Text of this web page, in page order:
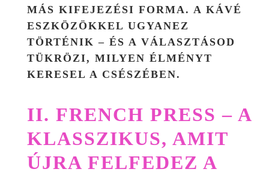
MÁS KIFEJEZÉSI FORMA. A KÁVÉ
ESZKÖZÖKKEL UGYANEZ
TÖRTÉNIK – ÉS A VÁLASZTÁSOD
TÜKRÖZI, MILYEN ÉLMÉNYT
KERESEL A CSÉSZÉBEN.
II. FRENCH PRESS – A
KLASSZIKUS, AMIT
ÚJRA FELFEDEZ A